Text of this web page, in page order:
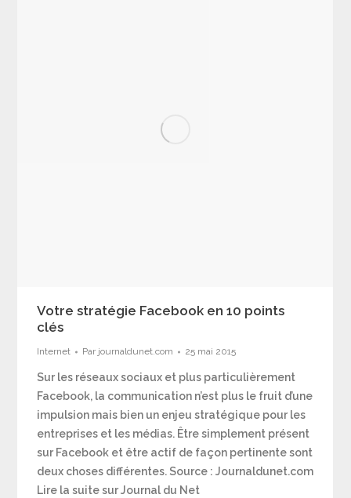
Votre stratégie Facebook en 10 points
clés
Internet Par journaldunet.com 25 mai 2015
Sur les réseaux sociaux et plus particulièrement
Facebook, la communication n’est plus le fruit d’une
impulsion mais bien un enjeu stratégique pour les
entreprises et les médias. Être simplement présent
sur Facebook et être actif de façon pertinente sont
deux choses différentes. Source : Journaldunet.com
Lire la suite sur Journal du Net